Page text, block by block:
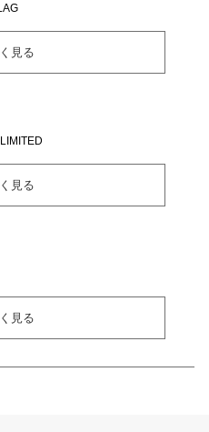
見る
見る
見る